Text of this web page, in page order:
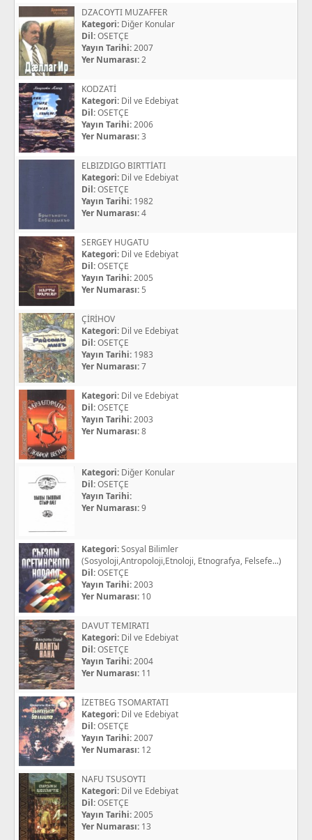
DZACOYTI MUZAFFER
Kategori: Diğer Konular
Dil:OSETÇE
Yayın Tarihi:2007
Yer Numarası:2
KODZATİ
Kategori: Dil ve Edebiyat
Dil:OSETÇE
Yayın Tarihi:2006
Yer Numarası:3
ELBIZDIGO BIRTTİATI
Kategori: Dil ve Edebiyat
Dil:OSETÇE
Yayın Tarihi: 1982
Yer Numarası:4
SERGEY HUGATU
Kategori: Dil ve Edebiyat
Dil:OSETÇE
Yayın Tarihi:2005
Yer Numarası: 5
ÇİRİHOV
Kategori: Dil ve Edebiyat
Dil:OSETÇE
Yayın Tarihi: 1983
Yer Numarası:7
Kategori: Dil ve Edebiyat
Dil:OSETÇE
Yayın Tarihi:2003
Yer Numarası:8
Kategori: Diğer Konular
Dil:OSETÇE
Yayın Tarihi:
Yer Numarası:9
Kategori:Sosyal Bilimler
(Sosyoloji,Antropoloji,Etnoloji, Etnografya, Felsefe...)
Dil:OSETÇE
Yayın Tarihi:2003
Yer Numarası: 10
DAVUT TEMIRATI
Kategori: Dil ve Edebiyat
Dil:OSETÇE
Yayın Tarihi:2004
Yer Numarası: 11
İZETBEG TSOMARTATI
Kategori: Dil ve Edebiyat
Dil:OSETÇE
Yayın Tarihi:2007
Yer Numarası: 12
NAFU TSUSOYTI
Kategori: Dil ve Edebiyat
Dil:OSETÇE
Yayın Tarihi:2005
Yer Numarası: 13